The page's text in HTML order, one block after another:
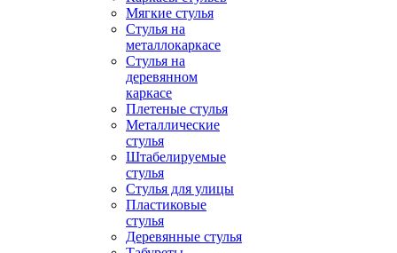
Мягкие стулья
Стулья на
металлокаркасе
Стулья на
деревянном
каркасе
Плетеные стулья
Металлические
стулья
Штабелируемые
стулья
Стулья для улицы
Пластиковые
стулья
Деревянные стулья